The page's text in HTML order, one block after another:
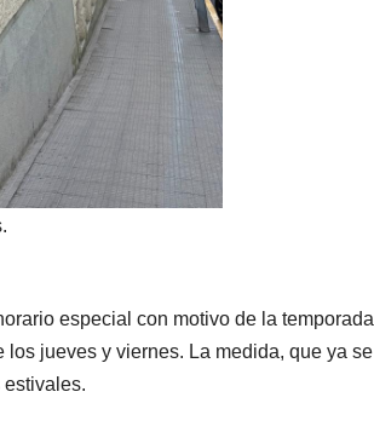
especial con motivo de la temporada
jueves y viernes. La medida, que ya se